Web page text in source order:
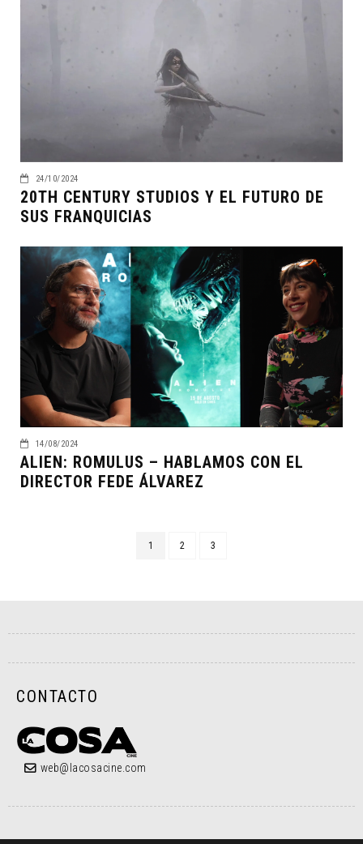
24/10/2024
20TH CENTURY STUDIOS Y EL FUTURO DE
SUS FRANQUICIAS
14/08/2024
ALIEN: ROMULUS – HABLAMOS CON EL
DIRECTOR FEDE ÁLVAREZ
1 2 3
CONTACTO
web@lacosacine.com